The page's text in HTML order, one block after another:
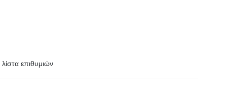
επιθυμιών